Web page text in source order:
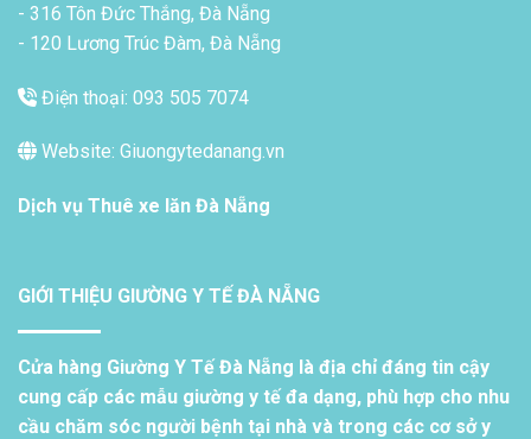
- 316 Tôn Đức Thắng, Đà Nẵng
- 120 Lương Trúc Đàm, Đà Nẵng
Điện thoại: 093 505 7074
Website: Giuongytedanang.vn
Dịch vụ Thuê xe lăn Đà Nẵng
GIỚI THIỆU GIƯỜNG Y TẾ ĐÀ NẴNG
Cửa hàng Giường Y Tế Đà Nẵng là địa chỉ đáng tin cậy
cung cấp các mẫu giường y tế đa dạng, phù hợp cho nhu
cầu chăm sóc người bệnh tại nhà và trong các cơ sở y